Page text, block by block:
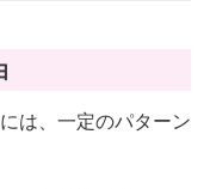
は、一定のパターン